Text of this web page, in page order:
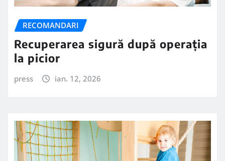
RECOMANDARI
Recuperarea sigură după operația
la picior
press ian. 12, 2026